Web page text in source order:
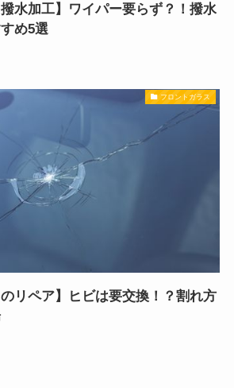
撥水加工】ワイパー要らず？！撥水
め5選
フロントガラス
のリペア】ヒビは要交換！？割れ方